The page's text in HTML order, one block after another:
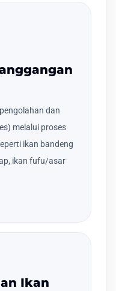
dan
melalui proses
ikan bandeng
ikan fufu/asar
Ikan